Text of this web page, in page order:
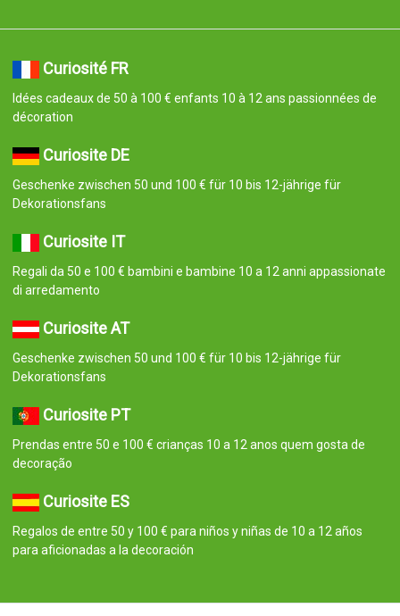
Curiosité FR
Idées cadeaux de 50 à 100 € enfants 10 à 12 ans passionnées de
décoration
Curiosite DE
Geschenke zwischen 50 und 100 € für 10 bis 12-jährige für
Dekorationsfans
Curiosite IT
Regali da 50 e 100 € bambini e bambine 10 a 12 anni appassionate
di arredamento
Curiosite AT
Geschenke zwischen 50 und 100 € für 10 bis 12-jährige für
Dekorationsfans
Curiosite PT
Prendas entre 50 e 100 € crianças 10 a 12 anos quem gosta de
decoração
Curiosite ES
Regalos de entre 50 y 100 € para niños y niñas de 10 a 12 años
para aficionadas a la decoración